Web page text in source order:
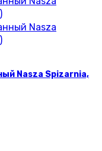
Nasza Spizarnia,